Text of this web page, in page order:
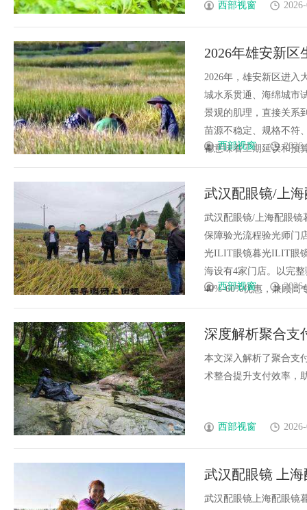
西部视窗
2026年雄安新
坑
2026年，雄安新区进入
城水系贯通、海绵城市
景观的肌理，直接关系
苗源不稳定、规格不符
都意味着工期延误和预
西部视窗
武汉配眼镜/上
武汉配眼镜/上海配眼
保障验光流程验光师门
光ILIT眼镜暮光ILIT眼
海设有4家门店。以完
40%-60%优惠，兼顾高
西部视窗
深度解析聚合支
本文深入解析了聚合支
术整合提升支付效率，
西部视窗
武汉配眼镜 上
武汉配眼镜上海配眼镜